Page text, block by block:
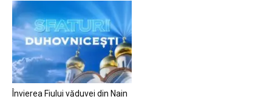
Învierea Fiului văduvei din Nain